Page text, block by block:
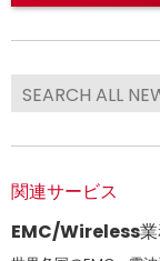
関連サービス
EMC/Wireless業